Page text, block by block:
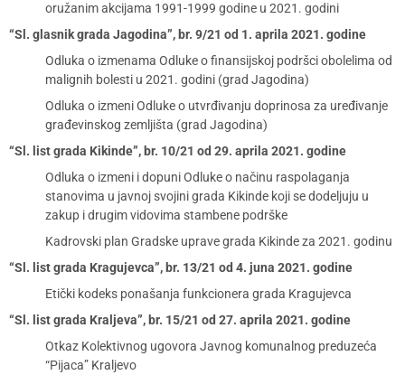
oružanim akcijama 1991-1999 godine u 2021. godini
“Sl. glasnik grada Jagodina”, br. 9/21 od 1. aprila 2021. godine
Odluka o izmenama Odluke o finansijskoj podršci obolelima od
malignih bolesti u 2021. godini (grad Jagodina)
Odluka o izmeni Odluke o utvrđivanju doprinosa za uređivanje
građevinskog zemljišta (grad Jagodina)
“Sl. list grada Kikinde”, br. 10/21 od 29. aprila 2021. godine
Odluka o izmeni i dopuni Odluke o načinu raspolaganja
stanovima u javnoj svojini grada Kikinde koji se dodeljuju u
zakup i drugim vidovima stambene podrške
Kadrovski plan Gradske uprave grada Kikinde za 2021. godinu
“Sl. list grada Kragujevca”, br. 13/21 od 4. juna 2021. godine
Etički kodeks ponašanja funkcionera grada Kragujevca
“Sl. list grada Kraljeva”, br. 15/21 od 27. aprila 2021. godine
Otkaz Kolektivnog ugovora Javnog komunalnog preduzeća
“Pijaca” Kraljevo